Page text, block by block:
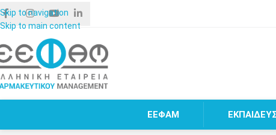
Skip to navigation
Skip to main content
ΕΕΦΑΜ